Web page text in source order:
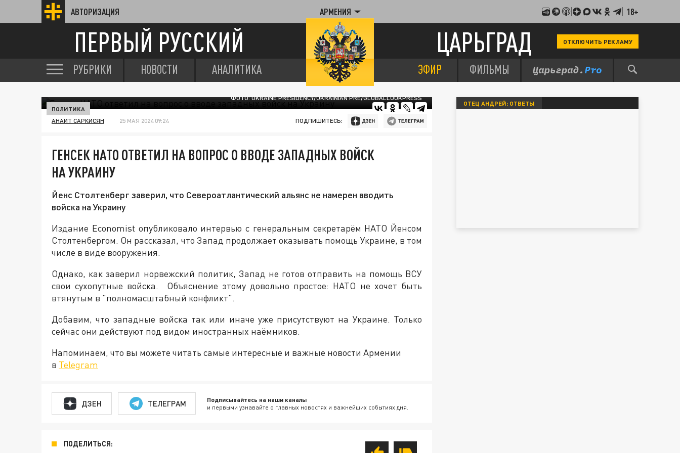
АВТОРИЗАЦИЯ АРМЕНИЯ 18+
ПЕРВЫЙ РУССКИЙ ЦАРЬГРАД ОТКЛЮЧИТЬ РЕКЛАМУ
РУБРИКИ НОВОСТИ АНАЛИТИКА ЭФИР ФИЛЬМЫ
ФОТО: UKRAINE PRESIDENCY/UKRAINIAN PRE/GLOBALLOOKPRESS
ПОЛИТИКА
АНАИТ САРКИСЯН 25 МАЯ 2024 09:24 ПОДПИШИТЕСЬ:
ГЕНСЕК НАТО ОТВЕТИЛ НА ВОПРОС О ВВОДЕ ЗАПАДНЫХ ВОЙСК
НА УКРАИНУ
Йенс Столтенберг заверил, что Североатлантический альянс не намерен вводить
войска на Украину
Издание Economist опубликовало интервью с генеральным секретарём НАТО Йенсом
Столтенбергом. Он рассказал, что Запад продолжает оказывать помощь Украине, в том
числе в виде вооружения.
Однако, как заверил норвежский политик, Запад не готов отправить на помощь ВСУ
свои сухопутные войска. Объяснение этому довольно простое: НАТО не хочет быть
втянутым в "полномасштабный конфликт".
Добавим, что западные войска так или иначе уже присутствуют на Украине. Только
сейчас они действуют под видом иностранных наёмников.
Напоминаем, что вы можете читать самые интересные и важные новости Армении
в Telegram
ДЗЕН ТЕЛЕГРАМ Подписывайтесь на наши каналы
и первыми узнавайте о главных новостях и важнейших событиях дня.
ПОДЕЛИТЬСЯ:
ОТЕЦ АНДРЕЙ: ОТВЕТЫ